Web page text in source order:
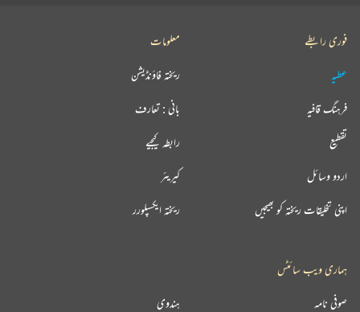
فوری رابطے
عطیہ
فرہنگ قافیہ
تقطیع
اردو وسائل
اپنی تخلیقات ریختہ کو بھیجیں
معلومات
ریختہ فاؤنڈیشن
بانی : تعارف
رابطہ کیجیے
کیریئر
ریختہ ایکسپلورر
ہماری ویب سائٹس
ہندوی صوفی نامہ